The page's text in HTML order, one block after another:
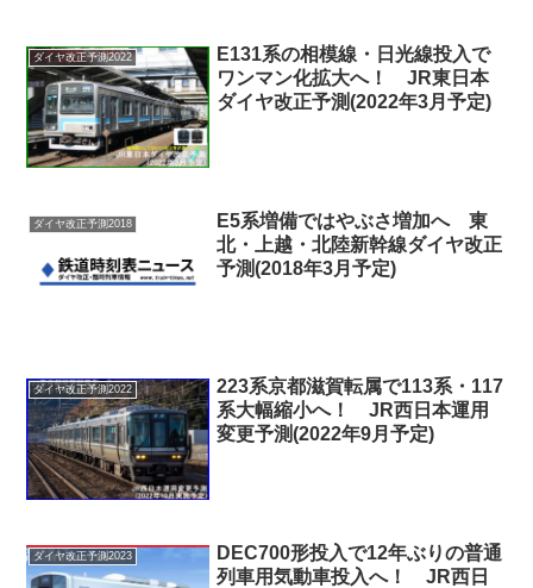
ダイヤ改正予測2022
E131系の相模線・日光線投入で
ワンマン化拡大へ！ JR東日本
ダイヤ改正予測(2022年3月予定)
ダイヤ改正予測2018
E5系増備ではやぶさ増加へ 東
北・上越・北陸新幹線ダイヤ改正
予測(2018年3月予定)
ダイヤ改正予測2022
223系京都滋賀転属で113系・117
系大幅縮小へ！ JR西日本運用
変更予測(2022年9月予定)
ダイヤ改正予測2023
DEC700形投入で12年ぶりの普通
列車用気動車投入へ！ JR西日